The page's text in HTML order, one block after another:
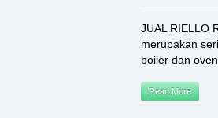
JUAL RIELLO
merupakan
boiler dan
Read More